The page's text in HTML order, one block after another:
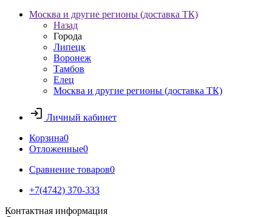
Москва и другие регионы (доставка ТК)
Назад
Города
Липецк
Воронеж
Тамбов
Елец
Москва и другие регионы (доставка ТК)
Личный кабинет
Корзина0
Отложенные0
Сравнение товаров0
+7(4742) 370-333
Контактная информация